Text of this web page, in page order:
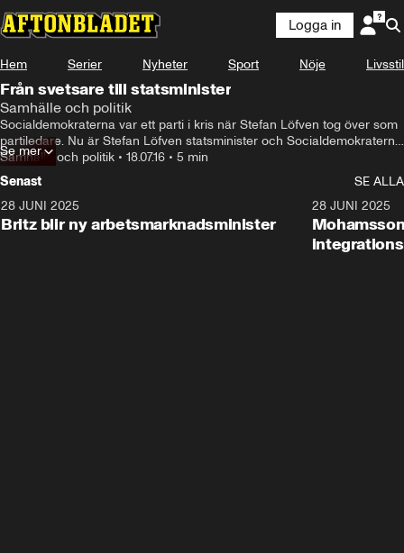
Logga in
Hem Serier Nyheter Sport Nöje Livsstil
Från svetsare till statsminister
Samhälle och politik
Socialdemokraterna var ett parti i kris när Stefan Löfven tog över som
partiledare. Nu är Stefan Löfven statsminister och Socialdemokraterna
har lyckats vinna tillbaka makten efter åtta års allianssyre. Men det är
ingen lätt uppgift Löfven nu har framför sig. Tillsammans med
Miljöpartiet skrapade han bara ihop 38 procent av väljarkåren.
Samhälle och politik • 18.07.16 • 5 min
Se mer
Senast
SE ALLA
28 JUNI 2025
Britz blir ny arbetsmarknadsminister
28 JUNI 2025